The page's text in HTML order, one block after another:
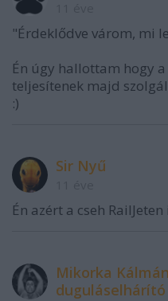
"Érdeklődve várom, mi
Én úgy hallottam hogy
teljesítenek majd
:)
Sir Nyű
Én azért a cseh
Mikorka